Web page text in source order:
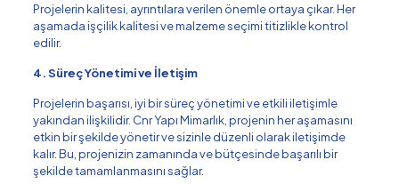
Projelerin kalitesi, ayrıntılara verilen önemle ortaya çıkar. Her
aşamada işçilik kalitesi ve malzeme seçimi titizlikle kontrol
edilir.
4. Süreç Yönetimi ve İletişim
Projelerin başarısı, iyi bir süreç yönetimi ve etkili iletişimle
yakından ilişkilidir. Cnr Yapı Mimarlık, projenin her aşamasını
etkin bir şekilde yönetir ve sizinle düzenli olarak iletişimde
kalır. Bu, projenizin zamanında ve bütçesinde başarılı bir
şekilde tamamlanmasını sağlar.